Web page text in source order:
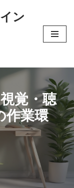
ン
覚・聴
作業環